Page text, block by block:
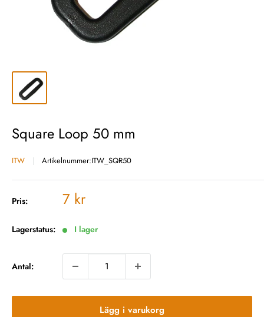
Square Loop 50 mm
ITW Artikelnummer:ITW_SQR50
Pris: Vårt
7 kr
Lagerstatus: I lager
Antal:
Lägg i varukorg